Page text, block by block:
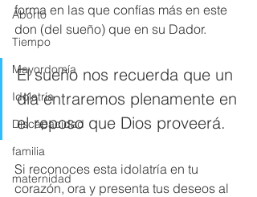
Aborto
Tiempo
Mayordomía
Idolatría
Discapacidad
familia
maternidad
forma en las que confías más en este
don (del sueño) que en su Dador.
El sueño nos recuerda que un
día entraremos plenamente en
el reposo que Dios proveerá.
Si reconoces esta idolatría en tu
corazón, ora y presenta tus deseos al